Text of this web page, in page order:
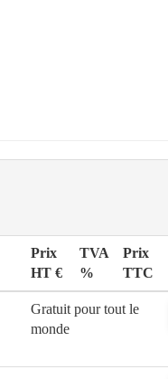
Prix
HT €
TVA
%
Prix
TTC
Gratuit pour tout le
monde